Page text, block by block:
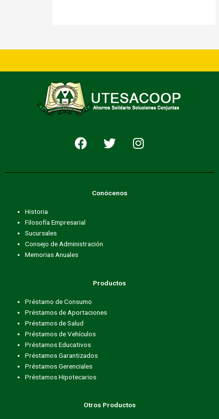
F
a
e
k
T
w
t
e
I
n
t
Conócenos
Historia
Filosofía Empresarial
Sucursales
Consejo de Administración
Memorias Anuales
Productos
Préstamo de Consumo
Préstamos de Aportaciones
Préstamos de Salud
Préstamos de Vehículos
Préstamos Educativos
Préstamos Garantizados
Préstamos Gerenciales
Préstamos Hipotecarios
Otros Productos